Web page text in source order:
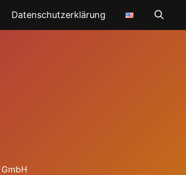
Datenschutzerklärung